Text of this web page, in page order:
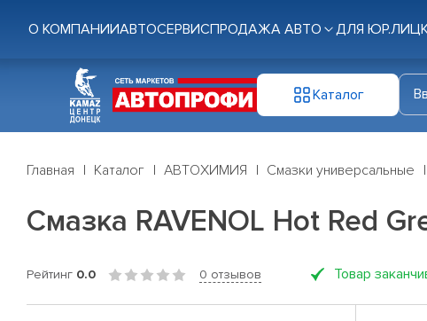
О КОМПАНИИАВТОСЕРВИСПРОДАЖА АВТО ДЛЯ ЮР.ЛИЦ
Каталог
Главная Каталог АВТОХИМИЯ Смазки универсальные
Смазка RAVENOL Hot Red
Рейтинг 0.0 0 отзывов Товар